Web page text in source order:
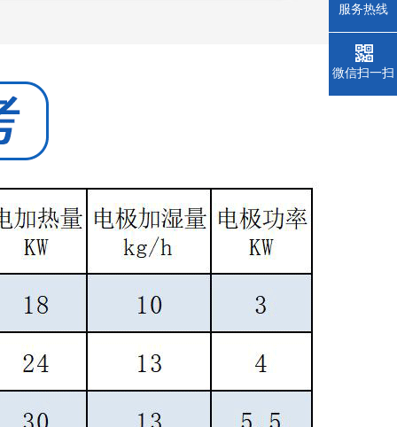
服务热线
微信扫一扫